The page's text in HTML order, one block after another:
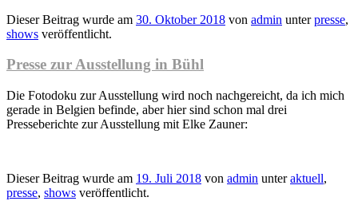
Dieser Beitrag wurde am 30. Oktober 2018 von admin unterpresse,
shows veröffentlicht.
Presse zur Ausstellung in Bühl
Die Fotodoku zur Ausstellung wird noch nachgereicht, da ich mich
gerade in Belgien befinde, aber hier sind schon mal drei
Presseberichte zur Ausstellung mit Elke Zauner:
Dieser Beitrag wurde am 19. Juli 2018 von admin unteraktuell,
presse, shows veröffentlicht.